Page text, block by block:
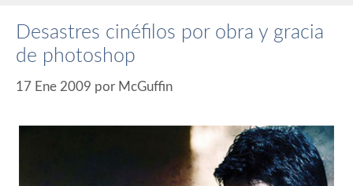
Desastres cinéfilos por obra y gracia
de photoshop
17 Ene 2009 por McGuffin